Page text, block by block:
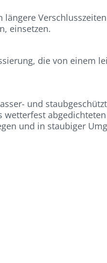
einsetzen.
die von einem
und
wetterfest
und in staubiger